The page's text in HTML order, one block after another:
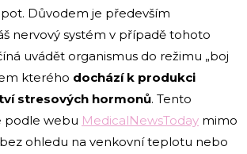
Důvodem je především
nervový systém v případě tohoto
uvádět organismus do režimu „boj
kterého dochází k produkci
stresových hormonů. Tento
podle webu MedicalNewsToday mimo
ohledu na venkovní teplotu nebo